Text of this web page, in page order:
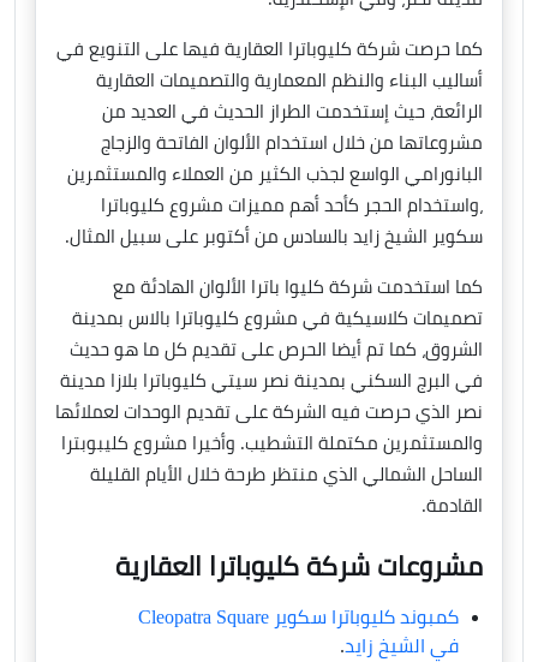
كما حرصت شركة كليوباترا العقارية فيها على التنويع في
أساليب البناء والنظم المعمارية والتصميمات العقارية
الرائعة، حيث إستخدمت الطراز الحديث في العديد من
مشروعاتها من خلال استخدام الألوان الفاتحة والزجاج
البانورامي الواسع لجذب الكثير من العملاء والمستثمرين
،واستخدام الحجر كأحد أهم مميزات مشروع كليوباترا
سكوير الشيخ زايد بالسادس من أكتوبر على سبيل المثال.
كما استخدمت شركة كليوا باترا الألوان الهادئة مع
تصميمات كلاسيكية في مشروع كليوباترا بالاس بمدينة
الشروق، كما تم أيضا الحرص على تقديم كل ما هو حديث
في البرج السكني بمدينة نصر سيتي كليوباترا بلازا مدينة
نصر الذي حرصت فيه الشركة على تقديم الوحدات لعملائها
والمستثمرين مكتملة التشطيب. وأخيرا مشروع كليبوبترا
الساحل الشمالي الذي منتظر طرحة خلال الأيام القليلة
القادمة.
مشروعات شركة كليوباترا العقارية
كمبوند كليوباترا سكوير Cleopatra Square
في الشيخ زايد.